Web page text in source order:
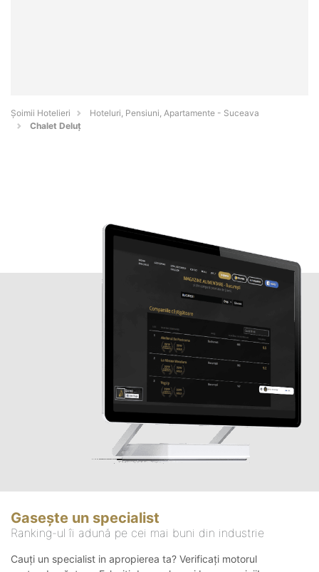
Șoimii Hotelieri
Hoteluri, Pensiuni, Apartamente - Suceava
Chalet Deluț
Gasește un specialist
Ranking-ul îi adună pe cei mai buni din industrie
Cauți un specialist in apropierea ta? Verificați motorul